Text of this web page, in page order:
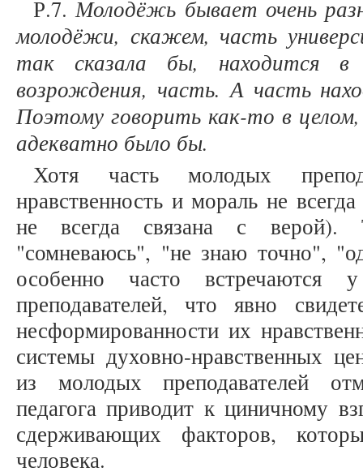
Р.7.Молодёжь бывает очень
молодёжи, скажем, часть
так сказала бы, находится в
возрождения, часть. А часть
Поэтому говорить как-то в
адекватно было бы.
Хотя часть молодых
нравственность и мораль не
не всегда связана с верой).
"сомневаюсь", "не знаю точно",
особенно часто встречаются
преподавателей, что явно
несформированности их
системы духовно-нравственных
из молодых преподавателей
педагога приводит к циничному
сдерживающих факторов,
человека.